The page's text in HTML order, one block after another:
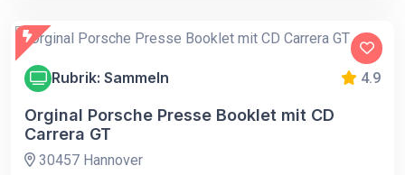
Rubrik: Sammeln 4.9
Orginal Porsche Presse Booklet mit CD
Carrera GT
30457 Hannover